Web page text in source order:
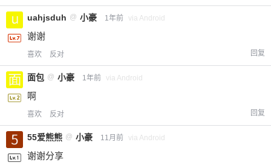
uahjsduh @ 小豪 1年前 via Android
谢谢
喜欢 反对 回复
面包 @ 小豪 1年前 via Android
啊
喜欢 反对 回复
55爱熊熊 @ 小豪 11月前 via Android
谢谢分享